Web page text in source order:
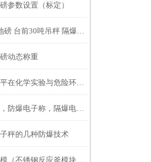
参数设置（标定）
三门峡2吨地磅 台前30吨吊秤 隔爆电子称
动态称重
防爆电子天平在化学实验与危险环境中的应用与优势
防爆电子秤，防爆电子称，隔爆电子秤，本安防爆电子秤的区别
秤的几种防爆技术
化工反应釜模（不锈钢反应釜模块）块适用场合方案分享